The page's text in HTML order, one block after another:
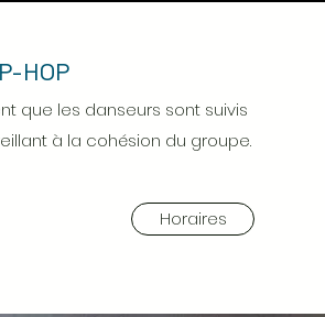
HOP
que les danseurs sont suivis
à la cohésion du groupe.
Horaires